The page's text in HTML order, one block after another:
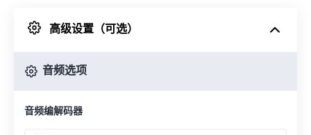
来自 Google Drive
高级设置（可选）
音频选项
音频编解码器